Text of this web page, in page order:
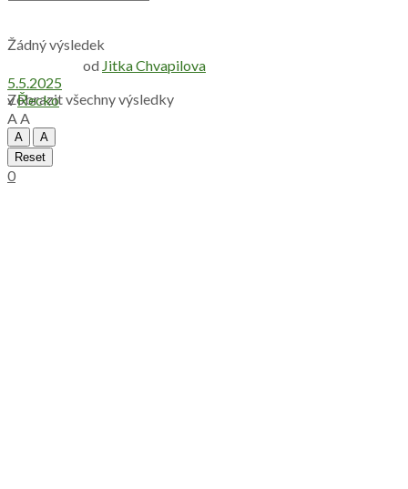
Žádný výsledek
Zobrazit všechny výsledky
od Jitka Chvapilova
5.5.2025
vŘecko
AA
A
A
Reset
0